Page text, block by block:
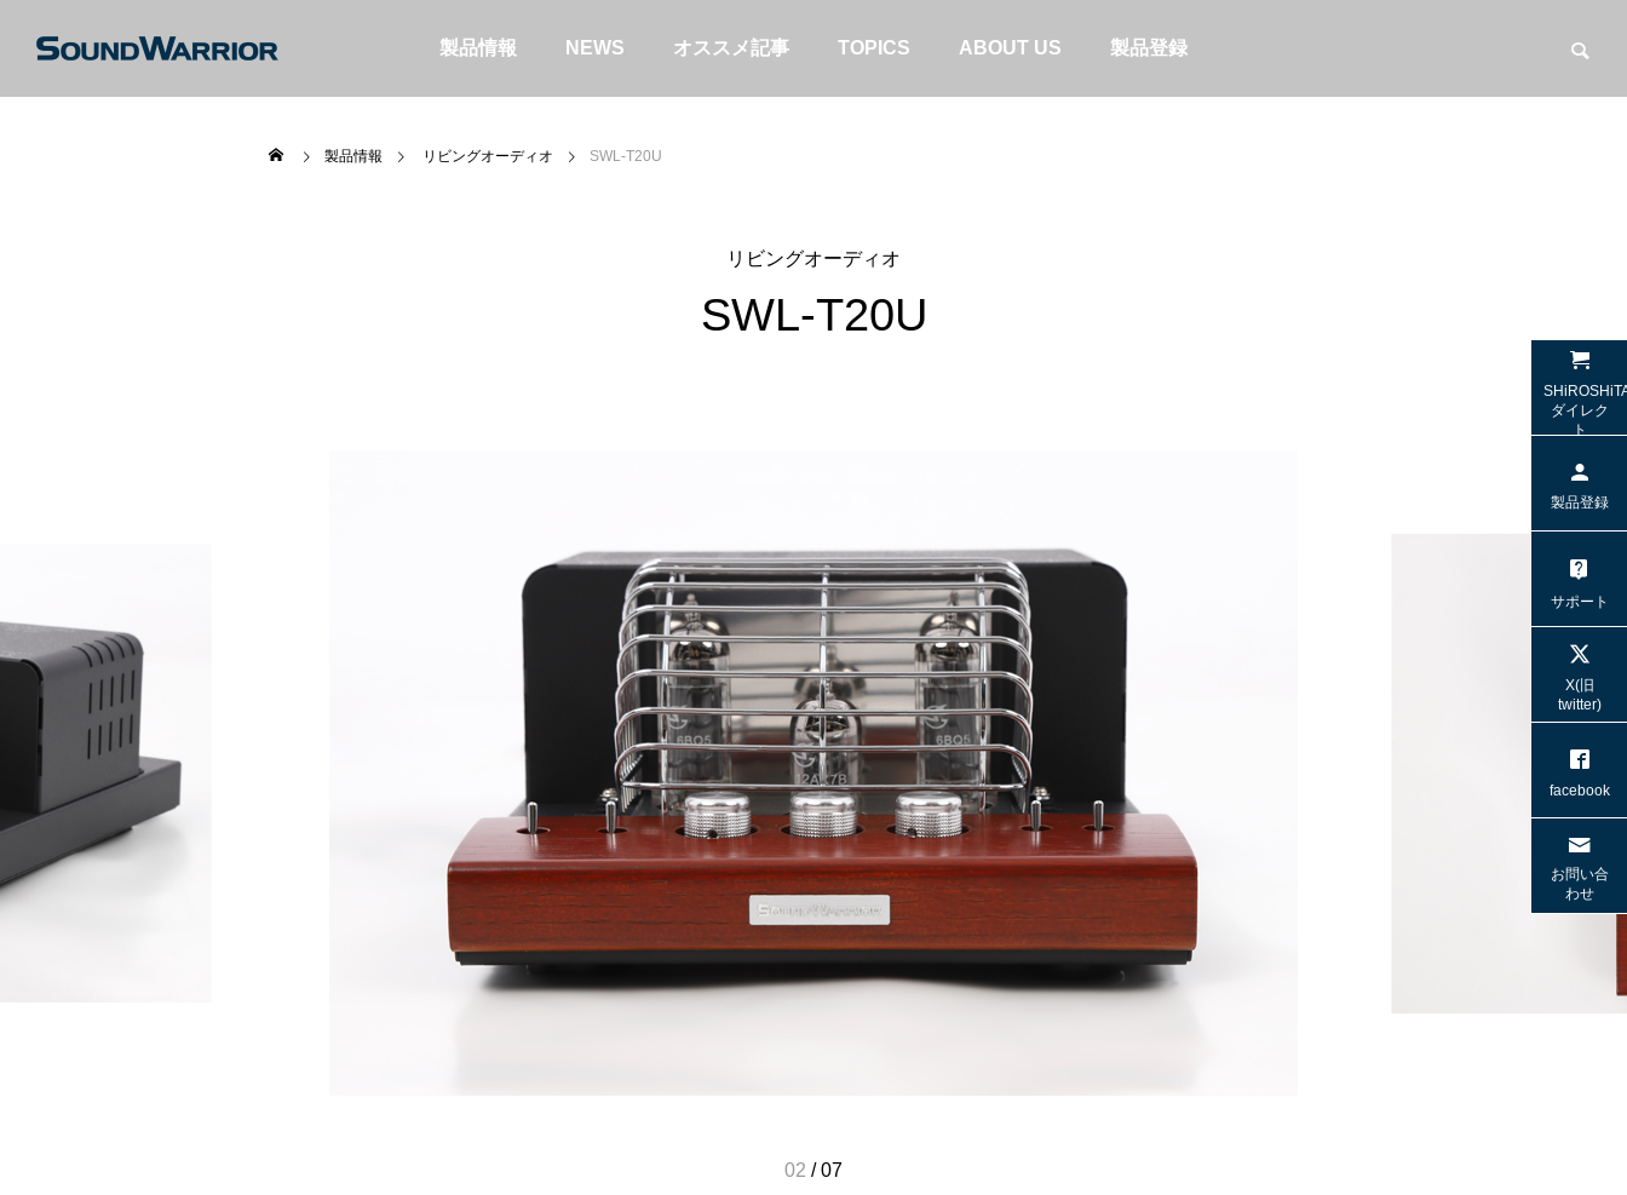
製品情報 NEWS オススメ記事 TOPICS ABOUT US 製品登録
【SW-W1
する2.1ch
特集＆コラ
製品情報 リビングオーディオ SWL-T20U
リビングオーディオ
SWL-T20U
03 /07
ダイレク
ト
製品登録
サポート
X(旧
twitter)
facebook
お問い合
わせ